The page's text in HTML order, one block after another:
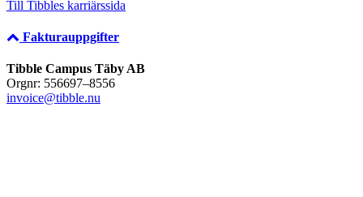
Till Tibbles karriärssida
Fakturauppgifter
Tibble Campus Täby AB
Orgnr: 556697–8556
invoice@tibble.nu